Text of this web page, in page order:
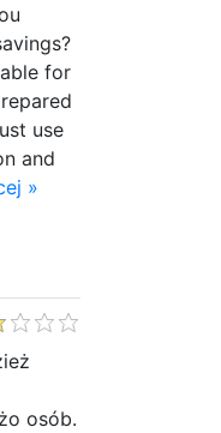
for
use
and
»
osób.